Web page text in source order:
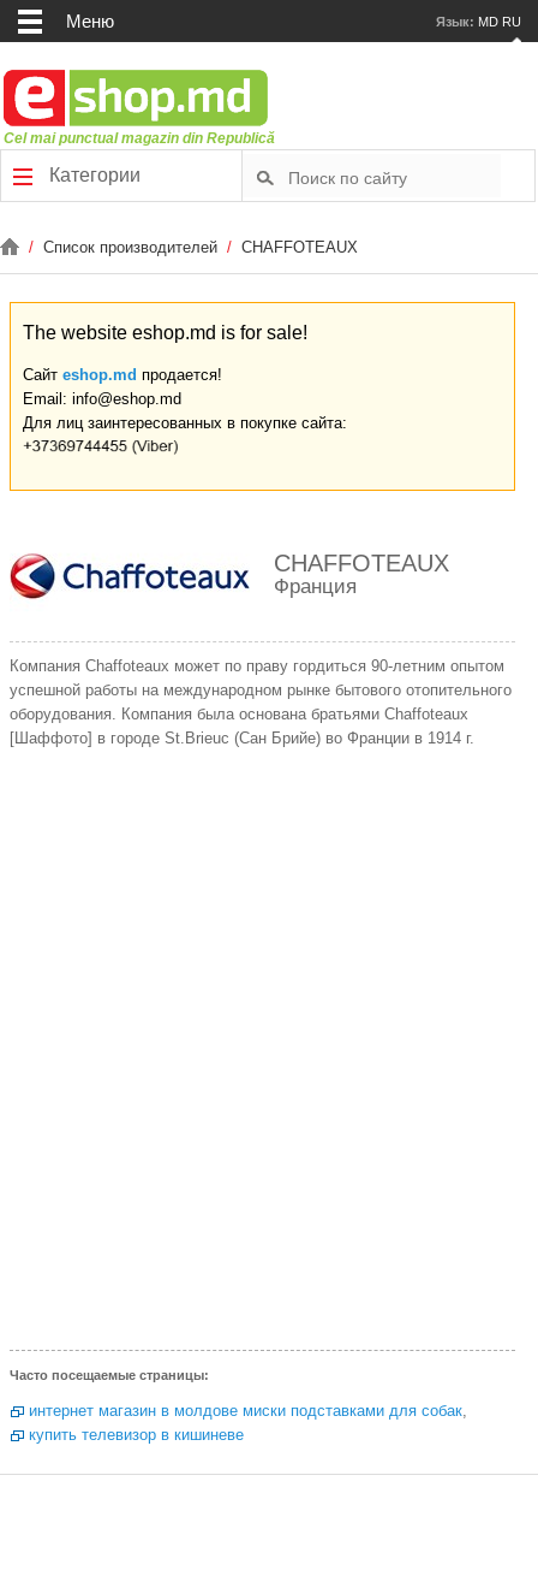
Меню Язык: MD RU
Cel mai punctual magazin din Republică
Категории
/ Список производителей / CHAFFOTEAUX
The website eshop.md is for sale!
Сайт eshop.md продается!
Email: info@eshop.md
Для лиц заинтересованных в покупке сайта:
CHAFFOTEAUX
Франция
Компания Chaffoteaux может по праву гордиться 90-летним опытом
успешной работы на международном рынке бытового отопительного
оборудования. Компания была основана братьями Chaffoteaux
[Шаффото] в городе St.Brieuc (Сан Брийе) во Франции в 1914 г.
Часто посещаемые страницы:
интернет магазин в молдове миски подставками для собак,
купить телевизор в кишиневе